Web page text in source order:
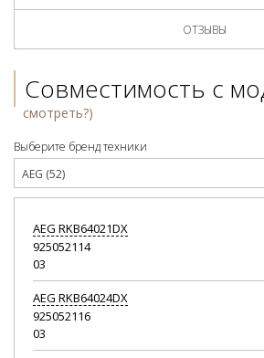
ОТЗЫВЫ
Совместимость с
смотреть?)
Выберите бренд техники
AEG (52)
AEG RKB64021DX
925052114
03
AEG RKB64024DX
925052116
03